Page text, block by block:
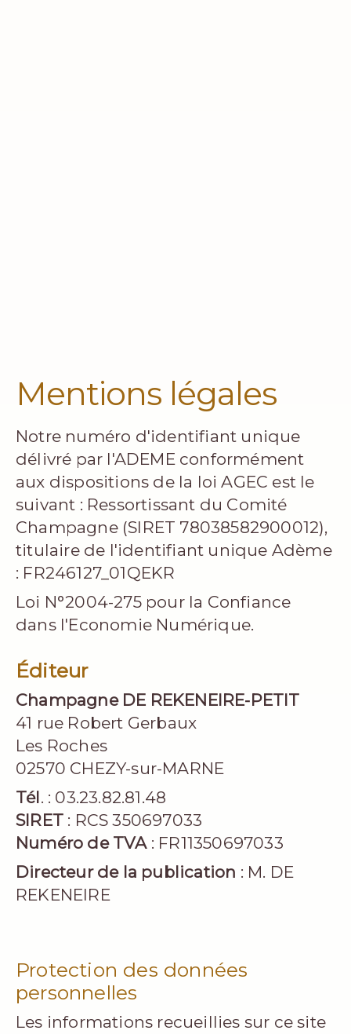
Mentions légales
Notre numéro d'identifiant unique
délivré par l'ADEME conformément
aux dispositions de la loi AGEC est le
suivant : Ressortissant du Comité
Champagne (SIRET 78038582900012),
titulaire de l'identifiant unique Adème
: FR246127_01QEKR
Loi N°2004-275 pour la Confiance
dans l'Economie Numérique.
Éditeur
Champagne DE REKENEIRE-PETIT
41 rue Robert Gerbaux
Les Roches
02570 CHEZY-sur-MARNE
Tél. : 03.23.82.81.48
SIRET : RCS 350697033
Numéro de TVA: FR11350697033
Directeur de la publication : M. DE
REKENEIRE
Protection des données
personnelles
Les informations recueillies sur ce site